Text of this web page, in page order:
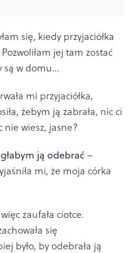
się, kiedy przyjaciółka
jej tam zostać
są w domu…
mi przyjaciółka,
żebym ją zabrała, nic ci
nie wiesz, jasne?
ją odebrać –
mi, że moja córka
zaufała ciotce.
się
było, by odebrała ją